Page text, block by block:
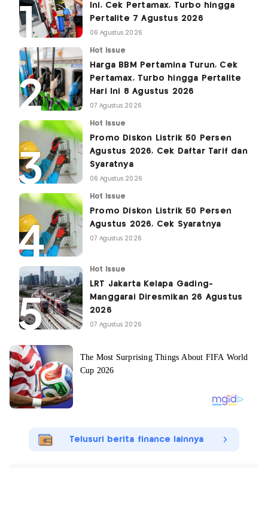
Ini, Cek Pertamax, Turbo hingga
Pertalite 7 Agustus 2026
06 Agustus 2026
Hot Issue
Harga BBM Pertamina Turun, Cek
Pertamax, Turbo hingga Pertalite
Hari Ini 8 Agustus 2026
07 Agustus 2026
Hot Issue
Promo Diskon Listrik 50 Persen
Agustus 2026, Cek Daftar Tarif dan
Syaratnya
06 Agustus 2026
Hot Issue
Promo Diskon Listrik 50 Persen
Agustus 2026, Cek Syaratnya
07 Agustus 2026
Hot Issue
LRT Jakarta Kelapa Gading-
Manggarai Diresmikan 26 Agustus
2026
07 Agustus 2026
Telusuri berita finance lainnya